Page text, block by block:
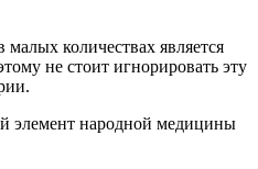
количествах является
не стоит игнорировать эту
элемент народной медицины